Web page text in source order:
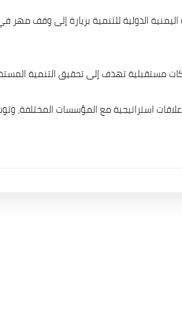
الدولية للتنمية بزيارة إلى وقف مهر
مستقبلية تهدف إلى تحقيق التنمية
علاقات استراتيجية مع المؤسسات